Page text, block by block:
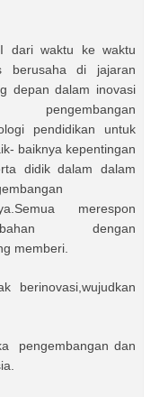
dari waktu ke waktu
berusaha di jajaran
depan dalam inovasi
pengembangan
pendidikan untuk
baiknya kepentingan
didik dalam dalam
merespon
dengan
memberi.
berinovasi,wujudkan
pengembangan dan